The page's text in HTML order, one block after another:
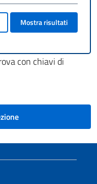
Mostra risultati
con chiavi di